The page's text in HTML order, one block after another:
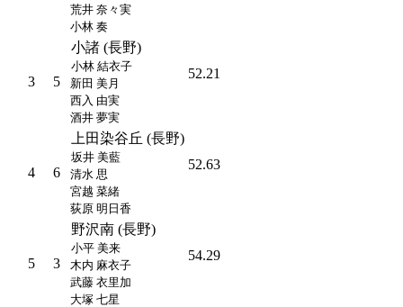
荒井 奈々実
小林 奏
3 5
小諸 (長野)
小林 結衣子
新田 美月
西入 由実
酒井 夢実
52.21
4 6
上田染谷丘 (長野)
坂井 美藍
清水 思
宮越 菜緒
荻原 明日香
52.63
5 3
野沢南 (長野)
小平 美来
木内 麻衣子
武藤 衣里加
大塚 七星
54.29